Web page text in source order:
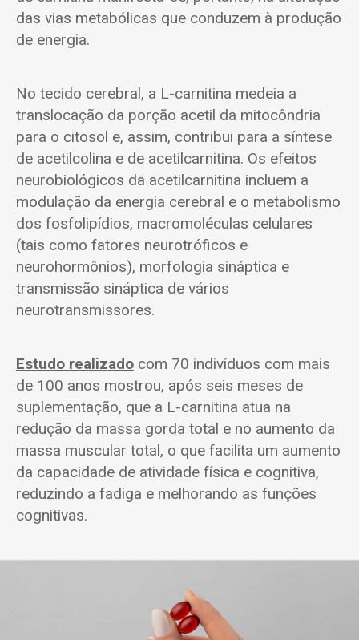
das vias metabólicas que conduzem à produção
de energia.
No tecido cerebral, a L-carnitina medeia a
translocação da porção acetil da mitocôndria
para o citosol e, assim, contribui para a síntese
de acetilcolina e de acetilcarnitina. Os efeitos
neurobiológicos da acetilcarnitina incluem a
modulação da energia cerebral e o metabolismo
dos fosfolipídios, macromoléculas celulares
(tais como fatores neurotróficos e
neurohormônios), morfologia sináptica e
transmissão sináptica de vários
neurotransmissores.
Estudo realizado com 70 indivíduos com mais
de 100 anos mostrou, após seis meses de
suplementação, que a L-carnitina atua na
redução da massa gorda total e no aumento da
massa muscular total, o que facilita um aumento
da capacidade de atividade física e cognitiva,
reduzindo a fadiga e melhorando as funções
cognitivas.